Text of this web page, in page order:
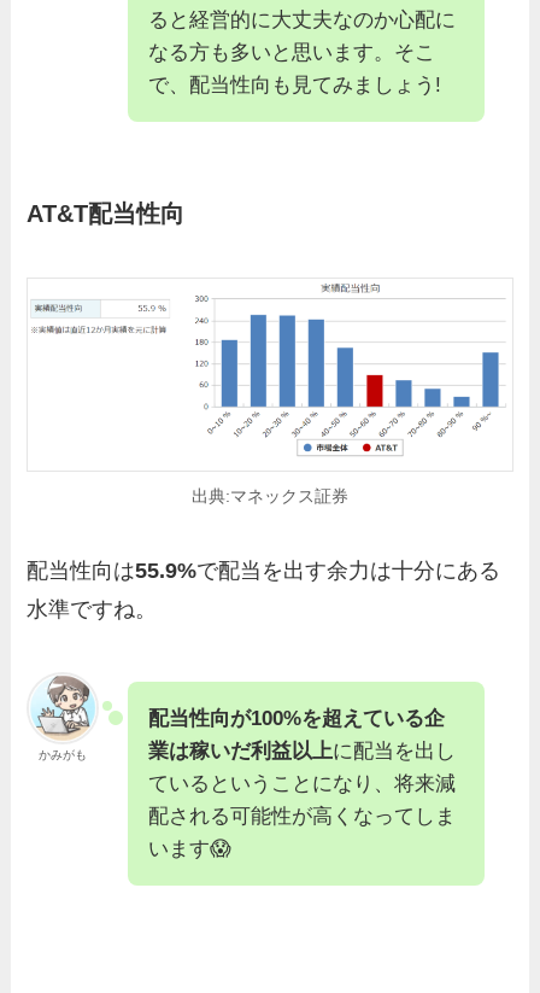
ると経営的に大丈夫なのか心配に
なる方も多いと思います。そこ
で、配当性向も見てみましょう!
AT&T配当性向
出典:マネックス証券
配当性向は55.9%で配当を出す余力は十分にある
水準ですね。
かみがも
配当性向が100%を超えている企
業は稼いだ利益以上に配当を出し
ているということになり、将来減
配される可能性が高くなってしま
います😱